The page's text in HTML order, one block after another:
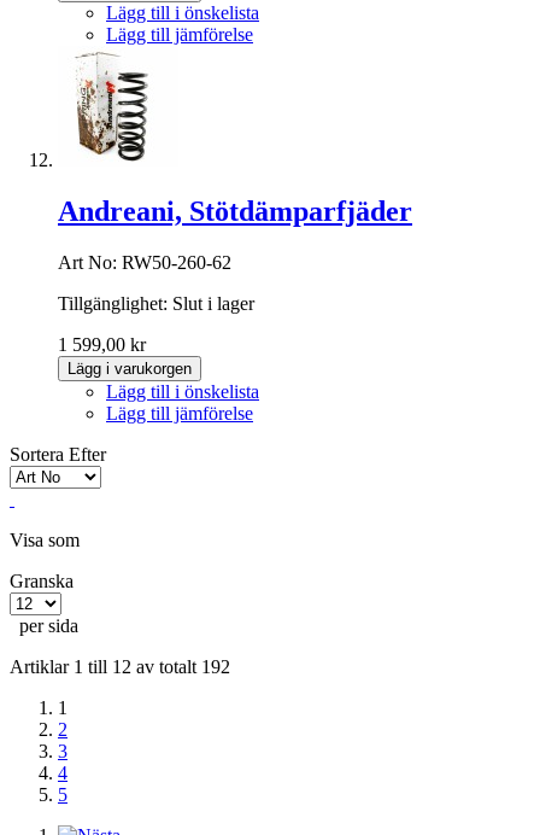
Lägg till i önskelista
Lägg till jämförelse
Andreani, Stötdämparfjäder
Art No: RW50-260-62
Tillgänglighet: Slut i lager
1 599,00 kr
Lägg i varukorgen
Lägg till i önskelista
Lägg till jämförelse
Sortera Efter
Visa som
Granska
per sida
Artiklar 1 till 12 av totalt 192
1
2
3
4
5